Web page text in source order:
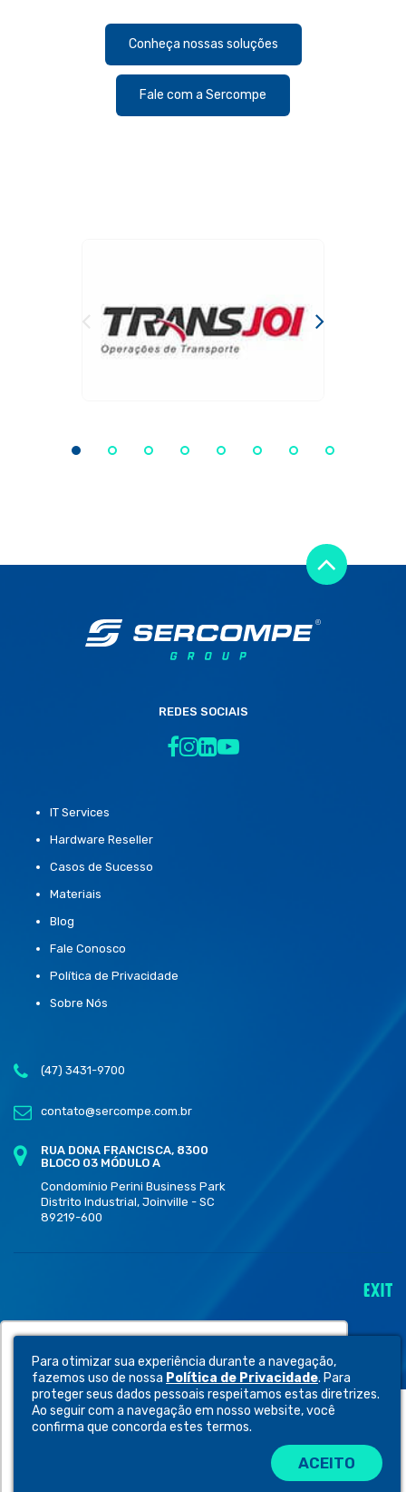
experiência, melhorar o desempenho,
analisar como você interage em nosso site e
personalizar conteúdo.
Aceitar Cookies
Conheça nossas soluções
Fale com a Sercompe
REDES SOCIAIS
IT Services
Hardware Reseller
Casos de Sucesso
Materiais
Blog
Fale Conosco
Política de Privacidade
Sobre Nós
(47) 3431-9700
contato@sercompe.com.br
RUA DONA FRANCISCA, 8300
BLOCO 03 MÓDULO A
Condomínio Perini Business Park
Distrito Industrial, Joinville - SC
89219-600
Para otimizar sua experiência durante a navegação,
fazemos uso de nossa Política de Privacidade. Para
proteger seus dados pessoais respeitamos estas diretrizes.
Ao seguir com a navegação em nosso website, você
confirma que concorda estes termos.
ACEITO